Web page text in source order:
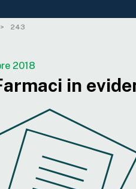
243
2018
in